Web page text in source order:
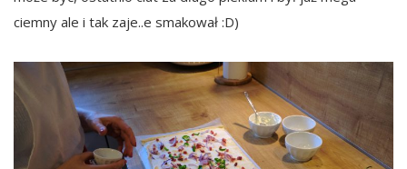
ciemny ale i tak zaje..e smakował :D)